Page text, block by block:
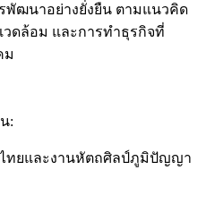
พัฒนาอย่างยั่งยืน ตามแนวคิด
ดล้อม และการทำธุรกิจที่
ม
:
ไทยและงานหัตถศิลป์ภูมิปัญญา